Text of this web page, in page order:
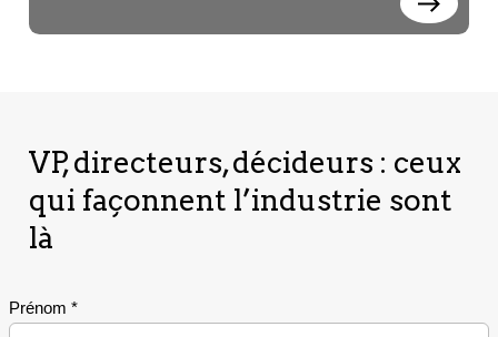
Perform-Directeur général
VP, directeurs, décideurs : ceux
qui façonnent l’industrie sont
là